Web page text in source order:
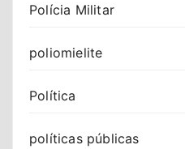
Polícia Militar
poliomielite
Política
políticas públicas